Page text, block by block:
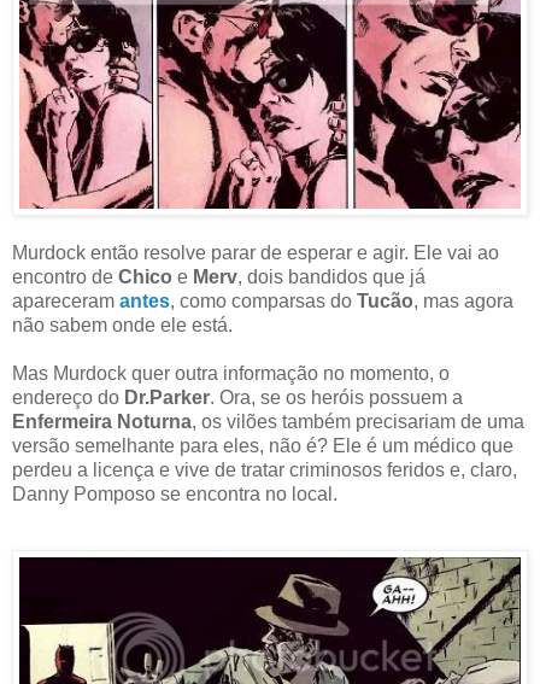
Murdock então resolve parar de esperar e agir. Ele vai ao
encontro de Chico e Merv, dois bandidos que já
apareceram antes, como comparsas do Tucão, mas agora
não sabem onde ele está.
Mas Murdock quer outra informação no momento, o
endereço do Dr.Parker. Ora, se os heróis possuem a
Enfermeira Noturna, os vilões também precisariam de uma
versão semelhante para eles, não é? Ele é um médico que
perdeu a licença e vive de tratar criminosos feridos e, claro,
Danny Pomposo se encontra no local.